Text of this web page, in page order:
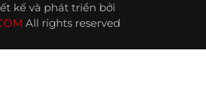
kế và phát triển bởi
All rights reserved